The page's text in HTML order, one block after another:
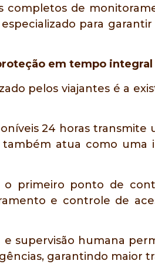
completos de
para
em tempo integral
pelos viajantes é a
24 horas
também atua como
primeiro ponto de
e controle de
supervisão humana
garantindo maior